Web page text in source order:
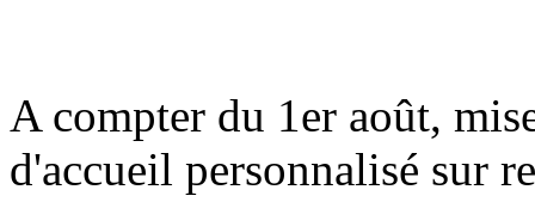
A compter du 1er août,
d'accueil personnalisé sur